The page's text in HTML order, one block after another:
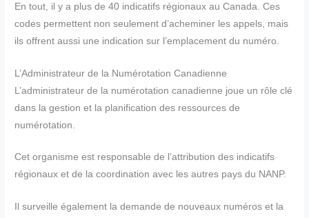
En tout, il y a plus de 40 indicatifs régionaux au Canada. Ces
codes permettent non seulement d’acheminer les appels, mais
ils offrent aussi une indication sur l’emplacement du numéro.
L’Administrateur de la Numérotation Canadienne
L’administrateur de la numérotation canadienne joue un rôle clé
dans la gestion et la planification des ressources de
numérotation.
Cet organisme est responsable de l’attribution des indicatifs
régionaux et de la coordination avec les autres pays du NANP.
Il surveille également la demande de nouveaux numéros et la